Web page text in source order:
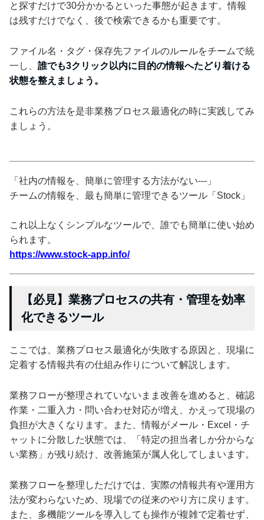
と探すだけで30分かかるといった事態が起きます。情報
は残すだけでなく、後で検索できるかも重要です。
ファイル名・タグ・保存先ファイルのルールをチームで統
一し、 誰でも3クリック以内に目的の情報へたどり着ける
状態を整えましょう。
これらの方法を是非業務プロセス最適化の時に実践してみ
ましょう。
「社内の情報を、簡単に管理する方法がない---」
チームの情報を、最も簡単に管理できるツール「Stock」
これ以上なくシンプルなツールで、誰でも簡単に使い始め
られます。
https://www.stock-app.info/
【必見】業務プロセスの共有・管理を効率
化できるツール
ここでは、業務プロセス最適化が失敗する原因と、現場に
定着する情報共有の仕組み作りについて解説します。
業務フローが整理されていないまま改善を進めると、確認
作業・二重入力・問い合わせ対応が増え、かえって現場の
負担が大きくなります。また、情報がメール・Excel・チ
ャットに分散した状態では、「特定の担当者しか分からな
い業務」が残り続け、改善施策が属人化してしまいます。
業務フローを整理しただけでは、実際の情報共有や運用方
法が変わらないため、現場での従来のやり方に戻ります。
また、多機能ツールを導入しても操作が複雑で定着せず、